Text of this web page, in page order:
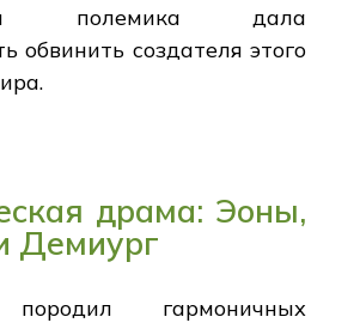
полемика дала
обвинить создателя этого
драма: Эоны,
Демиург
гармоничных